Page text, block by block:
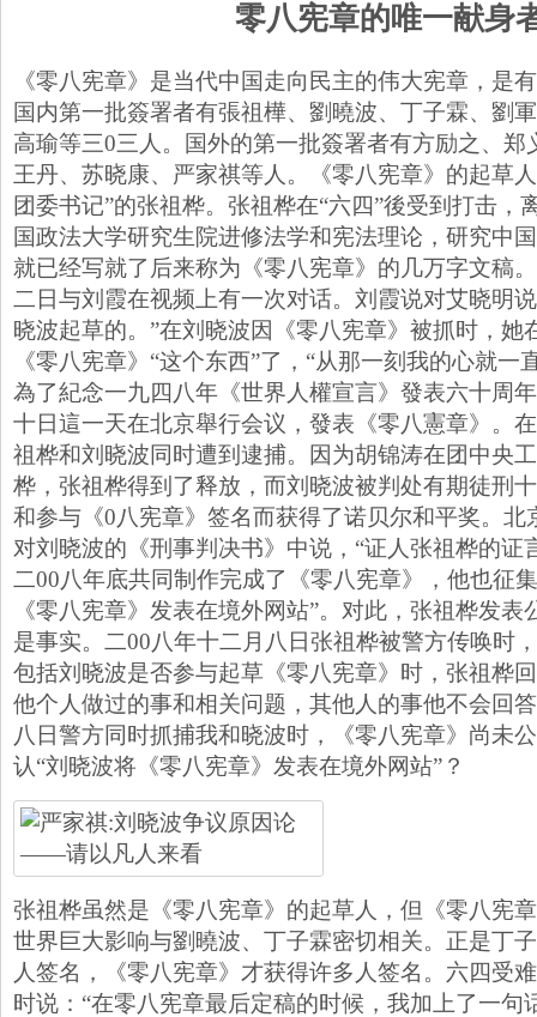
零八宪章的唯一献身
《零八宪章》是当代中国走向民主的伟大宪章，是
国内第一批簽署者有張祖樺、劉曉波、丁子霖、劉
高瑜等三0三人。国外的第一批簽署者有方励之、郑
王丹、苏晓康、严家祺等人。《零八宪章》的起草
团委书记”的张祖桦。张祖桦在“六四”後受到打击，
国政法大学研究生院进修法学和宪法理论，研究中
就已经写就了后来称为《零八宪章》的几万字文稿
二日与刘霞在视频上有一次对话。刘霞说对艾晓明
晓波起草的。”在刘晓波因《零八宪章》被抓时，她
《零八宪章》“这个东西”了，“从那一刻我的心就一
為了紀念一九四八年《世界人權宣言》發表六十周
十日這一天在北京舉行会议，發表《零八憲章》。
祖桦和刘晓波同时遭到逮捕。因为胡锦涛在团中央
桦，张祖桦得到了释放，而刘晓波被判处有期徒刑
和参与《0八宪章》签名而获得了诺贝尔和平奖。北
对刘晓波的《刑事判决书》中说，“证人张祖桦的证
二00八年底共同制作完成了《零八宪章》，他也征
《零八宪章》发表在境外网站”。对此，张祖桦发
是事实。二00八年十二月八日张祖桦被警方传唤时
包括刘晓波是否参与起草《零八宪章》时，张祖桦
他个人做过的事和相关问题，其他人的事他不会回
八日警方同时抓捕我和晓波时，《零八宪章》尚未
认“刘晓波将《零八宪章》发表在境外网站”？
张祖桦虽然是《零八宪章》的起草人，但《零八宪
世界巨大影响与劉曉波、丁子霖密切相关。正是丁
人签名，《零八宪章》才获得许多人签名。六四受
时说：“在零八宪章最后定稿的时候，我加上了一句